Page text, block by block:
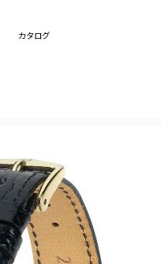
カタログ